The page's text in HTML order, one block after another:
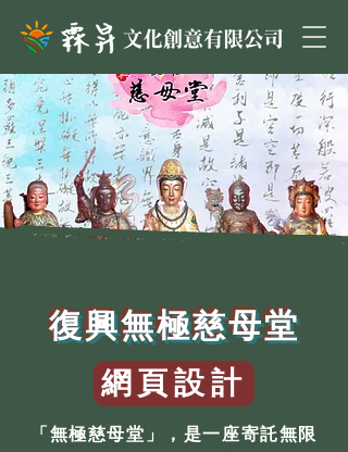
復興無極慈母堂
網頁設計
「無極慈母堂」，是一座寄託無限